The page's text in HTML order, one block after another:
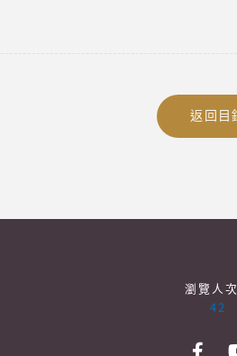
返回目
瀏覽人次
42